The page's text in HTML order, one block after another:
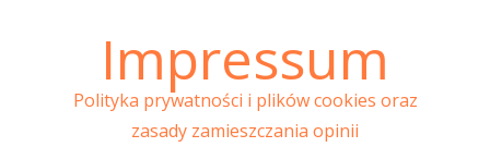
Impressum
Polityka prywatności i plików cookies oraz
zasady zamieszczania opinii